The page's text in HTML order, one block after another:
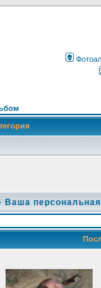
Ваша